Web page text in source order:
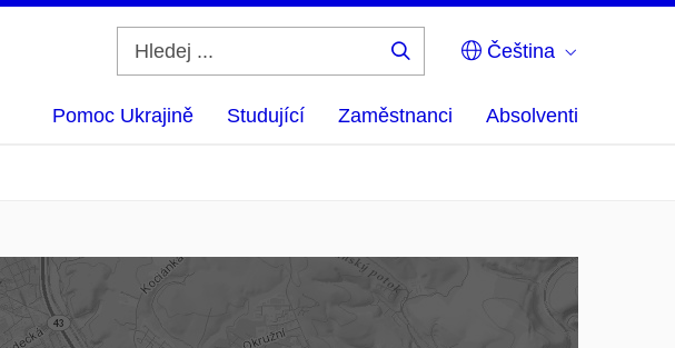
Čeština
Pomoc Ukrajině Studující Zaměstnanci Absolventi